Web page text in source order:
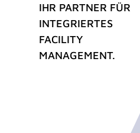
IHR PARTNER FÜR
INTEGRIERTES
FACILITY
MANAGEMENT.